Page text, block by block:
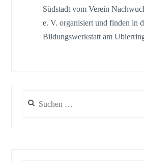
Südstadt vom Verein
e. V. organisiert und finden in
Bildungswerkstatt am
nach: